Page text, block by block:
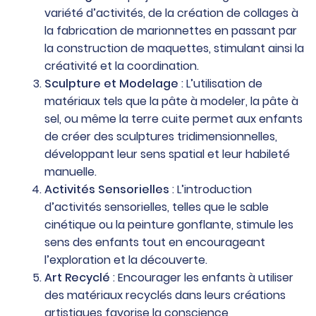
variété d’activités, de la création de collages à
la fabrication de marionnettes en passant par
la construction de maquettes, stimulant ainsi la
créativité et la coordination.
Sculpture et Modelage : L’utilisation de
matériaux tels que la pâte à modeler, la pâte à
sel, ou même la terre cuite permet aux enfants
de créer des sculptures tridimensionnelles,
développant leur sens spatial et leur habileté
manuelle.
Activités Sensorielles : L’introduction
d’activités sensorielles, telles que le sable
cinétique ou la peinture gonflante, stimule les
sens des enfants tout en encourageant
l’exploration et la découverte.
Art Recyclé : Encourager les enfants à utiliser
des matériaux recyclés dans leurs créations